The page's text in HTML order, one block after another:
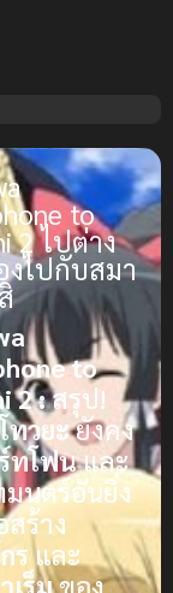
to
2 ไปต่าง
งไปกับสมา
to
2 :สรุป!
ทวยะยังคง
ทโฟนและ
มนตร์อันยิ่ง
ร้าง
รและ
เร็มของ